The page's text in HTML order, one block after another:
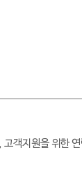
객지원을 위한